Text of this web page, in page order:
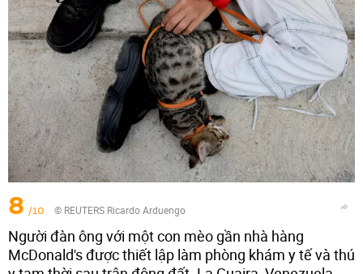
8 /10 © REUTERS Ricardo Arduengo
Người đàn ông với một con mèo gần nhà hàng
McDonald's được thiết lập làm phòng khám y tế và thú